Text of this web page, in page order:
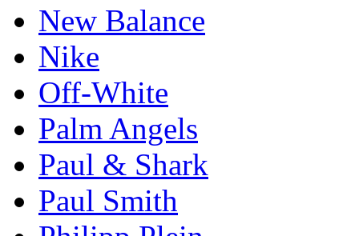
New Balance
Nike
Off-White
Palm Angels
Paul & Shark
Paul Smith